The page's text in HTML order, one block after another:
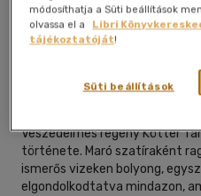
Beleolvasok
Hitel Kiadó|2024|magyar
Veszedelmes regény Kötter
története. Maró szatíraként
ismerős vizeken bolyong,
elgondolkodtatva mindazon,
módosíthatja a Süti beállítások
olvassa el a
Libri
tájékoztatóját!
Süti beállítások